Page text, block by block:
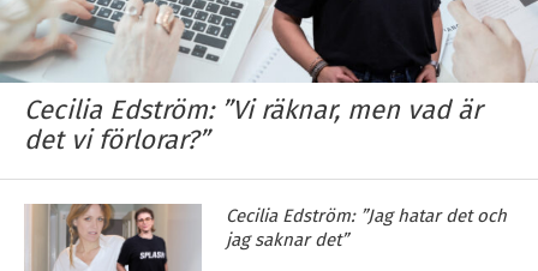
Cecilia Edström: ”Vi räknar, men vad är
det vi förlorar?”
Cecilia Edström: ”Jag hatar det och
jag saknar det”